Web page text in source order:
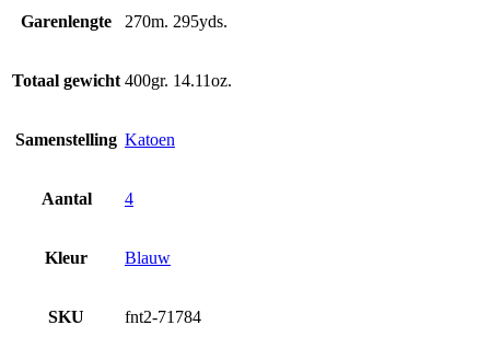
Garenlengte 270m. 295yds.
Totaal gewicht 400gr. 14.11oz.
Samenstelling Katoen
Aantal 4
Kleur Blauw
SKU fnt2-71784